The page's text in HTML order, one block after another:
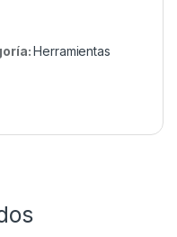
Herramientas